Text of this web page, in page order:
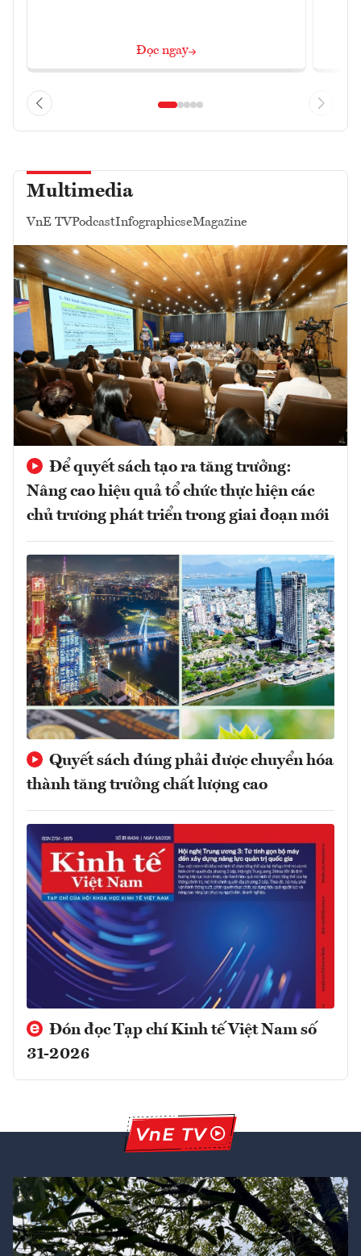
Đọc ngay
Multimedia
VnE TVPodcastInfographicseMagazine
Để quyết sách tạo ra tăng trưởng:
Nâng cao hiệu quả tổ chức thực hiện các
chủ trương phát triển trong giai đoạn mới
Quyết sách đúng phải được chuyển hóa
thành tăng trưởng chất lượng cao
Đón đọc Tạp chí Kinh tế Việt Nam số
31-2026